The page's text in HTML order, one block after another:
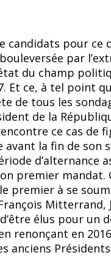
candidats pour ce
par
du champ
Et ce, à tel point
de tous les
de la
ce cas de
avant la fin de son
d’alternance
premier mandat.
premier à se
François
élus pour un
renonçant en
anciens